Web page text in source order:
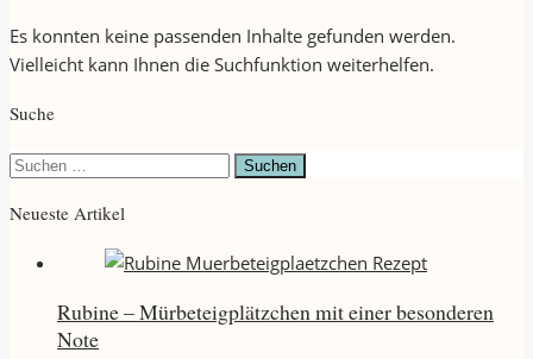
Es konnten keine passenden Inhalte gefunden werden.
Vielleicht kann Ihnen die Suchfunktion weiterhelfen.
Suche
Suchen
Neueste Artikel
Rubine – Mürbeteigplätzchen mit einer besonderen
Note